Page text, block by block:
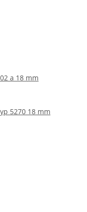
a 18 mm